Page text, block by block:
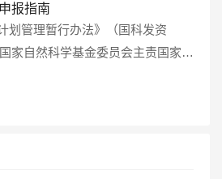
报指南
划管理暂行办法》（国科发资
家自然科学基金委员会主责国家重
理实施细则（试行）》（国科金发
求...